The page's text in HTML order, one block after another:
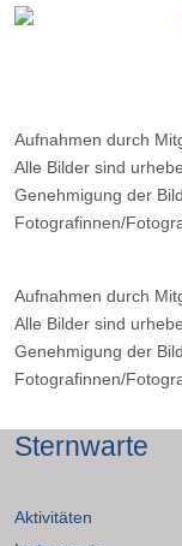
Filter: -
Aufnahmen durch
Alle Bilder sind
Genehmigung der
Fotografinnen/
Aufnahmen durch
Alle Bilder sind
Genehmigung der
Fotografinnen/
Sternwarte
Aktivitäten